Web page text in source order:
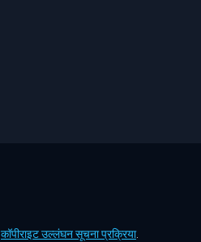
कॉपीराइट उल्लंघन सूचना प्रक्रिया.